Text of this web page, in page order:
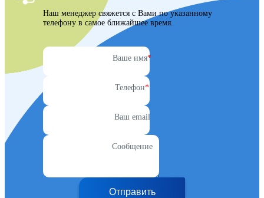
Наш менеджер свяжется с Вами по указанному
телефону в самое ближайшее время.
Ваше имя*
Телефон*
Ваш email
Сообщение
Отправить